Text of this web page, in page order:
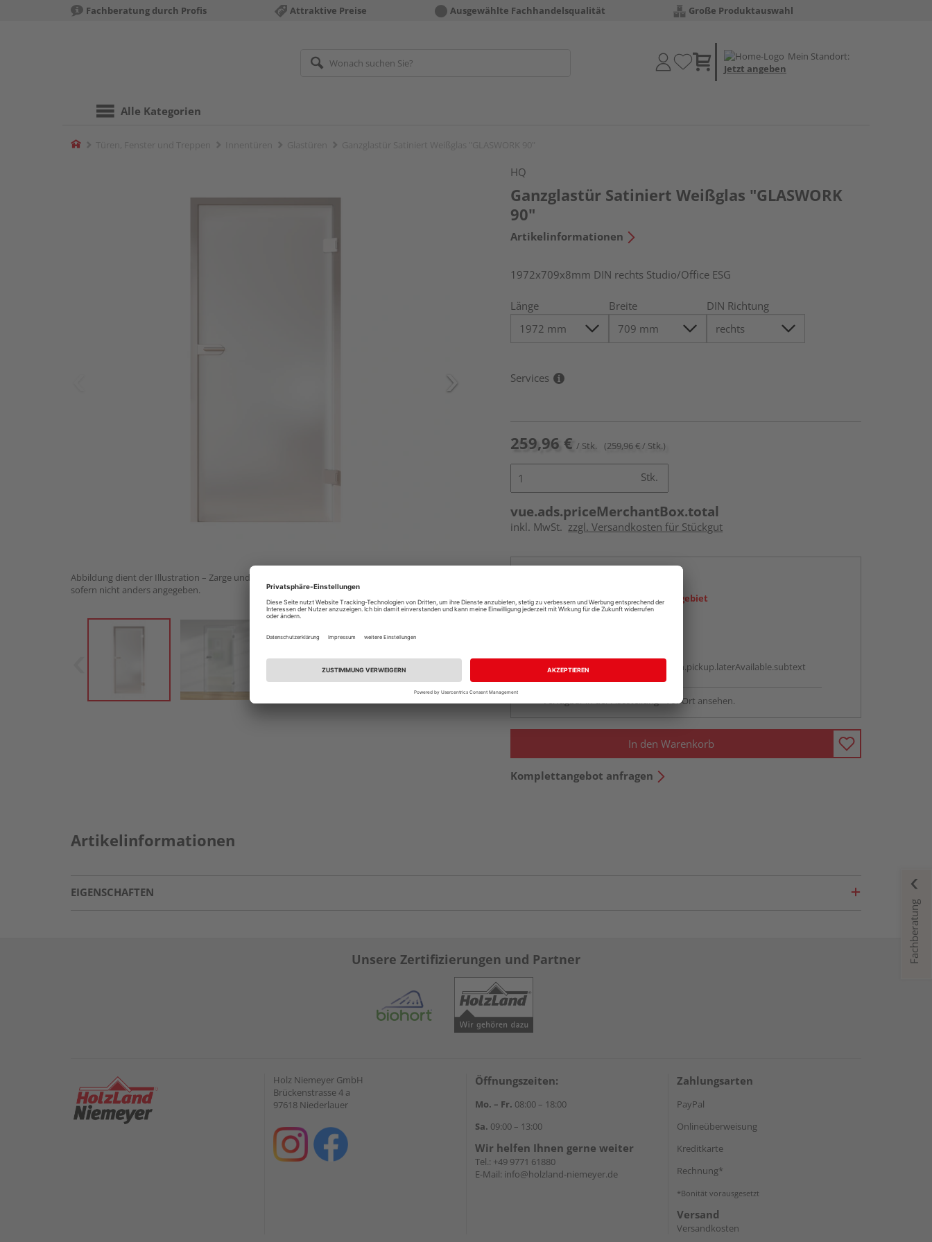
Fachberatung durch Profis Attraktive Preise Ausgewählte Fachhandelsqualität Große Produktauswahl
Mein Standort:
Jetzt angeben
Alle Kategorien
Home
Abbildung dient der Illustration – Zarge und Beschlagset nicht im Lieferumfang enthalten,
sofern nicht anders angegeben.
HQ
Ganzglastür Satiniert Weißglas "GLASWORK
90"
Artikelinformationen
1972x709x8mm DIN rechts Studio/Office ESG
Länge Breite DIN Richtung
Services
259,96 € / Stk. (259,96 € / Stk.)
Stk.
vue.ads.priceMerchantBox.total
inkl. MwSt. zzgl. Versandkosten für Stückgut
Ihr Standort ist nicht im Liefergebiet
vue.ads.priceMerchantBox.option.pickup.laterAvailable.subtext
Verfügbar in der Ausstellung - vor Ort ansehen.
In den Warenkorb
Komplettangebot anfragen
Artikelinformationen
EIGENSCHAFTEN
Fachberatung
Unsere Zertifizierungen und Partner
Holz Niemeyer GmbH
Brückenstrasse 4 a
97618 Niederlauer
Öffnungszeiten:
Mo. – Fr. 08:00 – 18:00
Sa. 09:00 – 13:00
Wir helfen Ihnen gerne weiter
Tel.: +49 9771 61880
E-Mail: info@holzland-niemeyer.de
Zahlungsarten
PayPal
Onlineüberweisung
Kreditkarte
Rechnung*
*Bonität vorausgesetzt
Versand
Versandkosten